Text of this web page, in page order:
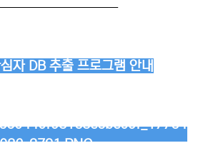
자 DB 추출 프로그램 안내